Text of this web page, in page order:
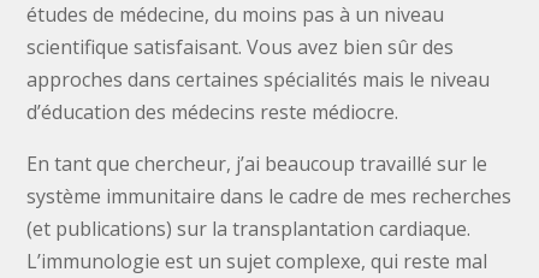
études de médecine, du moins pas à un niveau
scientifique satisfaisant. Vous avez bien sûr des
approches dans certaines spécialités mais le niveau
d’éducation des médecins reste médiocre.
En tant que chercheur, j’ai beaucoup travaillé sur le
système immunitaire dans le cadre de mes recherches
(et publications) sur la transplantation cardiaque.
L’immunologie est un sujet complexe, qui reste mal